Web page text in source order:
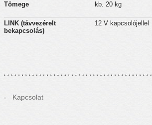
Tömege kb. 20 kg
LINK (távvezérelt
bekapcsolás)
12 V kapcsolójellel
Kapcsolat